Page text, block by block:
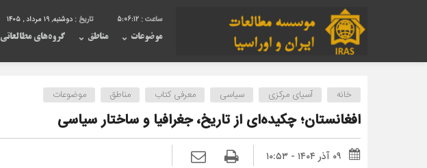
5:06:12 تاریخ : دوشنبه, ۱۹ مرداد , ۱۴۰۵
موضوعات مناطق گروه‌های مطالعاتی
خانه آسیای مرکزی سیاسی معرفی کتاب مناطق موضوعات
افغانستان؛ چکیده‌ای از تاریخ، جغرافیا و ساختار سیاسی
۰۹ آذر ۱۴۰۴ - ۱۰:۵۳